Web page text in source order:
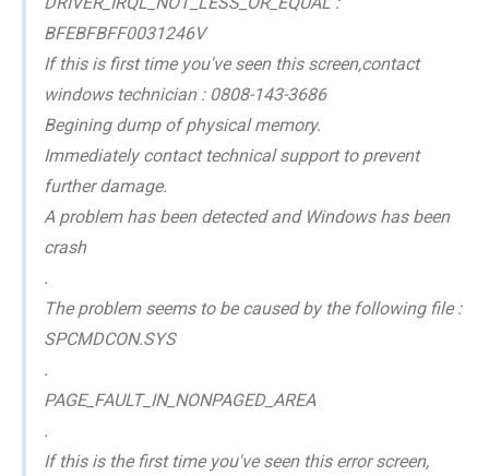
BFEBFBFF0031246V
If this is first time you've seen this screen,contact
windows technician : 0808-143-3686
Begining dump of physical memory.
Immediately contact technical support to prevent
further damage.
A problem has been detected and Windows has been
crash
.
The problem seems to be caused by the following file :
SPCMDCON.SYS
.
PAGE_FAULT_IN_NONPAGED_AREA
.
If this is the first time you've seen this error screen,